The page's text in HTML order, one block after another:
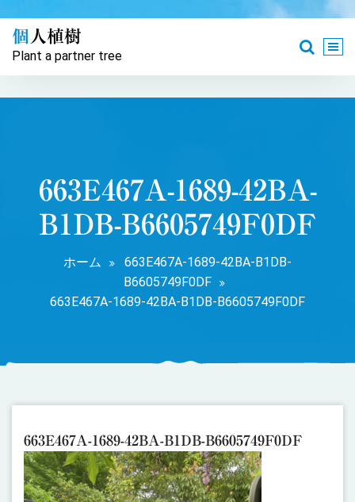
個人植樹
Plant a partner tree
663E467A-1689-42BA-
B1DB-B6605749F0DF
ホーム
663E467A-1689-42BA-B1DB-
B6605749F0DF
663E467A-1689-42BA-B1DB-B6605749F0DF
663E467A-1689-42BA-B1DB-B6605749F0DF